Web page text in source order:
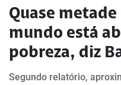
Quase
mundo está
pobreza, diz
Segundo relatório,